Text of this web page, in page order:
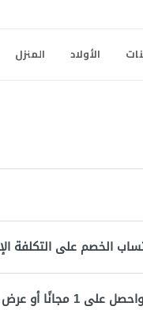
الأولاد المنزل
الخصم على التكلفة